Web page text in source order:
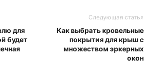
для
будет
Следующая статья
Как выбрать кровельные
покрытия для крыш с
множеством эркерных
окон